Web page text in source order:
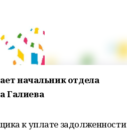
начальник отдела
Галиева
к уплате задолженности